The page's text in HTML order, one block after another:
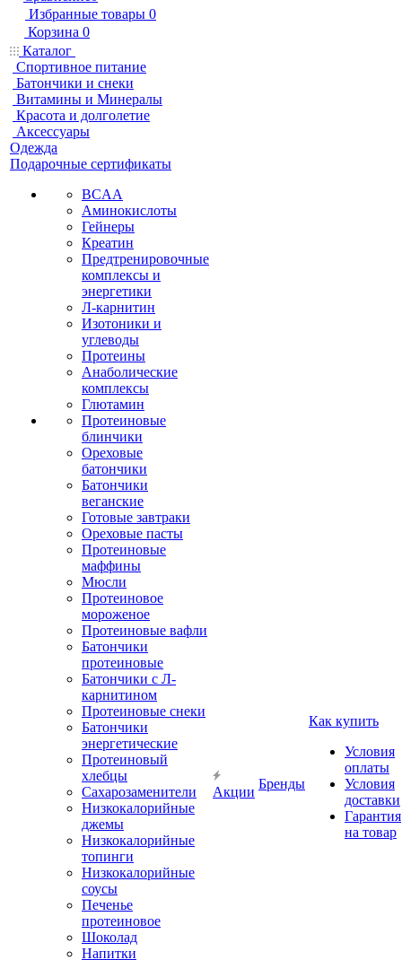
Избранные товары 0
Корзина 0
Каталог
Спортивное питание
Батончики и снеки
Витамины и Минералы
Красота и долголетие
Аксессуары
Одежда
Подарочные сертификаты
BCAA
Аминокислоты
Гейнеры
Креатин
Предтренировочные
комплексы и
энергетики
Л-карнитин
Изотоники и
углеводы
Протеины
Анаболические
комплексы
Глютамин
Протеиновые
блинчики
Ореховые
батончики
Батончики
веганские
Готовые завтраки
Ореховые пасты
Протеиновые
маффины
Мюсли
Протеиновое
мороженое
Протеиновые вафли
Батончики
протеиновые
Батончики с Л-
карнитином
Протеиновые снеки
Батончики
энергетические
Протеиновый
хлебцы
Сахарозаменители
Низкокалорийные
джемы
Низкокалорийные
топинги
Низкокалорийные
соусы
Печенье
протеиновое
Шоколад
Напитки
Акции
Бренды
Как купить
Условия
оплаты
Условия
доставки
Гарантия
на товар